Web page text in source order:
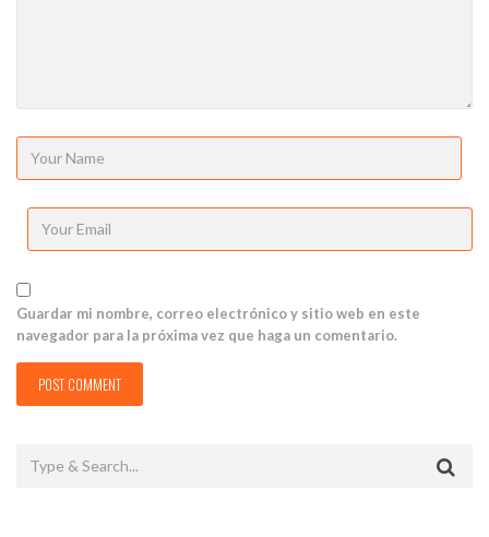
Guardar mi nombre, correo electrónico y sitio web en este
navegador para la próxima vez que haga un comentario.